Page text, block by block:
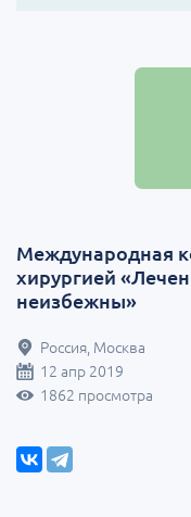
Международная
хирургией
неизбежны»
Россия, Москва
12 апр 2019
1862 просмотра